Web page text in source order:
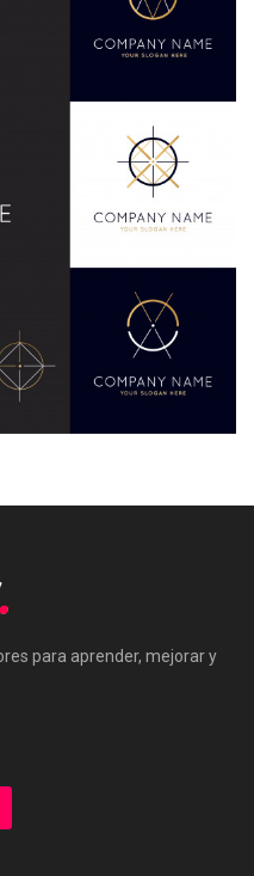
para aprender, mejorar y